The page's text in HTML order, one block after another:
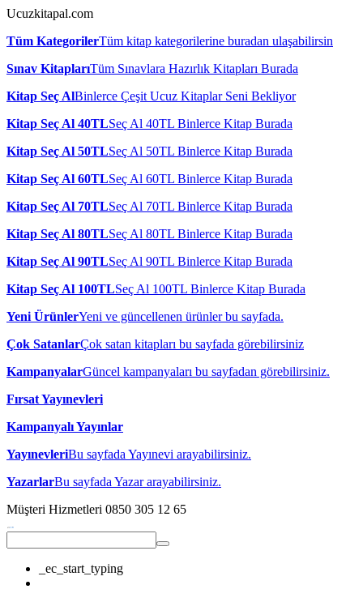
Ucuzkitapal.com
Tüm KategorilerTüm kitap kategorilerine buradan ulaşabilirsin
Sınav KitaplarıTüm Sınavlara Hazırlık Kitapları Burada
Kitap Seç AlBinlerce Çeşit Ucuz Kitaplar Seni Bekliyor
Kitap Seç Al 40TLSeç Al 40TL Binlerce Kitap Burada
Kitap Seç Al 50TLSeç Al 50TL Binlerce Kitap Burada
Kitap Seç Al 60TLSeç Al 60TL Binlerce Kitap Burada
Kitap Seç Al 70TLSeç Al 70TL Binlerce Kitap Burada
Kitap Seç Al 80TLSeç Al 80TL Binlerce Kitap Burada
Kitap Seç Al 90TLSeç Al 90TL Binlerce Kitap Burada
Kitap Seç Al 100TLSeç Al 100TL Binlerce Kitap Burada
Yeni ÜrünlerYeni ve güncellenen ürünler bu sayfada.
Çok SatanlarÇok satan kitapları bu sayfada görebilirsiniz
KampanyalarGüncel kampanyaları bu sayfadan görebilirsiniz.
Fırsat Yayınevleri
Kampanyalı Yayınlar
YayınevleriBu sayfada Yayınevi arayabilirsiniz.
YazarlarBu sayfada Yazar arayabilirsiniz.
Müşteri Hizmetleri 0850 305 12 65
_ec_start_typing